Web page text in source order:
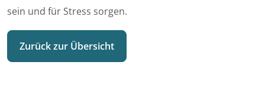
sein und für Stress sorgen.
Zurück zur Übersicht